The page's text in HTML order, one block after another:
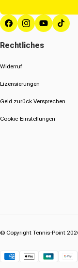
FacebookInstagram
YouTube
Rechtliches
Widerruf
Lizensierungen
Geld zurück Versprechen
Cookie-Einstellungen
© Copyright Tennis-Point